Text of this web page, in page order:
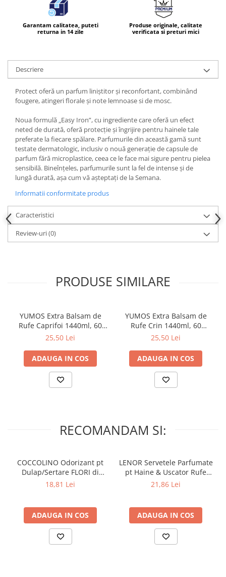
Garantam calitatea, puteti
returna in 14 zile
Produse originale, calitate
verificata si preturi mici
Descriere
Protect oferă un parfum liniștitor și reconfortant, combinând
fougere, atingeri florale și note lemnoase si de mosc.
Noua formulă „Easy Iron”, cu ingrediente care oferă un efect
neted de durată, oferă protecție și îngrijire pentru hainele tale
preferate la fiecare spălare. Parfumurile din această gamă sunt
testate dermatologic, inclusiv o nouă generație de capsule de
parfum fără microplastice, ceea ce le face mai sigure pentru pielea
sensibilă. Bineînțeles, parfumurile sunt la fel de intense și de
lungă durată, așa cum vă așteptați de la Semana.
Informatii conformitate produs
Caracteristici
Review-uri(0)
PRODUSE SIMILARE
YUMOS Extra Balsam de
Rufe Caprifoi 1440ml, 60
spalari
25,50 Lei
ADAUGA IN COS
YUMOS Extra Balsam de
Rufe Crin 1440ml, 60
spalari
25,50 Lei
ADAUGA IN COS
RECOMANDAM SI:
COCCOLINO Odorizant pt
Dulap/Sertare FLORI di
PRIMAVERA 3 buc
18,81 Lei
ADAUGA IN COS
LENOR Servetele Parfumate
pt Haine & Uscator Rufe
SPRING AWAKENING 34 buc
21,86 Lei
ADAUGA IN COS